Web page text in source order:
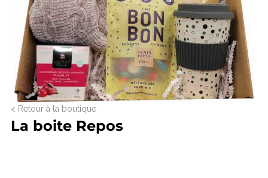
< Retour à la boutique
La boite Repos